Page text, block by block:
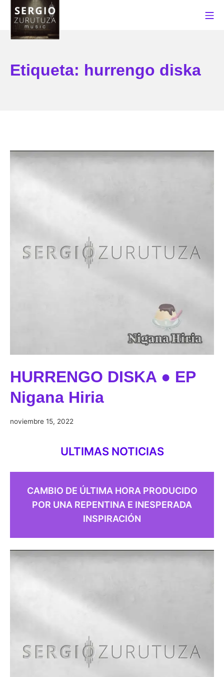
Saltar
contenido
Etiqueta: hurrengo diska
HURRENGO DISKA ● EP
Nigana Hiria
noviembre 15, 2022
ULTIMAS NOTICIAS
CAMBIO DE ÚLTIMA HORA PRODUCIDO
POR UNA REPENTINA E INESPERADA
INSPIRACIÓN